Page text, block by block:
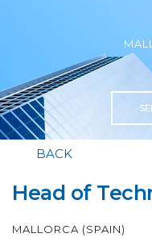
BACK
Head of
MALLORCA (SPAIN)